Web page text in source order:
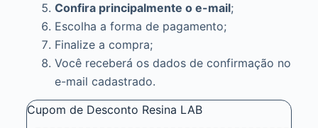
Confira principalmente o e-mail;
Escolha a forma de pagamento;
Finalize a compra;
Você receberá os dados de confirmação no
e-mail cadastrado.
Cupom de Desconto Resina LAB